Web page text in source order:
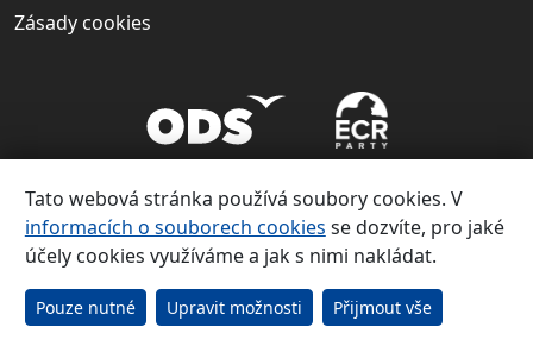
Zásady cookies
Copyright ©
Občanská demokratická strana 1991 – 2026
Tato webová stránka používá soubory cookies. V
informacích o souborech cookies se dozvíte, pro jaké
účely cookies využíváme a jak s nimi nakládat.
Pouze nutné Upravit možnosti Přijmout vše